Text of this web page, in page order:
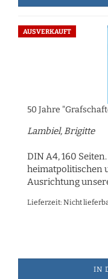
AUSVERKAUFT
50 Jahre
Lambiel, Brigitte
DIN A4, 160
heimatpolitischen
Ausrichtung
Lieferzeit: Nicht
IN